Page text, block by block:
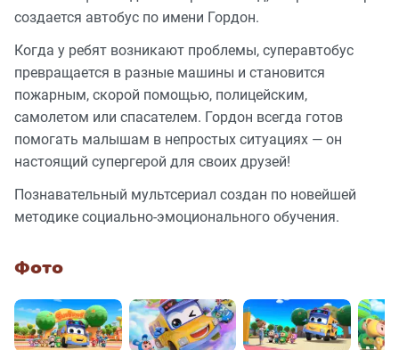
создается автобус по имени Гордон.
Когда у ребят возникают проблемы, суперавтобус
превращается в разные машины и становится
пожарным, скорой помощью, полицейским,
самолетом или спасателем. Гордон всегда готов
помогать малышам в непростых ситуациях — он
настоящий супергерой для своих друзей!
Познавательный мультсериал создан по новейшей
методике социально-эмоционального обучения.
Фото